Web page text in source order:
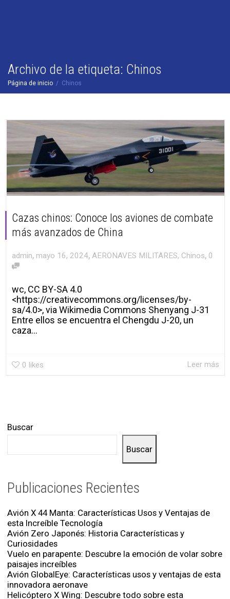
Archivo de la etiqueta: Chinos
Página de inicio Chinos
Cazas chinos: Conoce los aviones de combate
más avanzados de China
admin, mayo 16, 2024, AERONAVES MILITARES, Chinos, 0
wc, CC BY-SA 4.0
<https://creativecommons.org/licenses/by-
sa/4.0>, via Wikimedia Commons Shenyang J-31
Entre ellos se encuentra el Chengdu J-20, un
caza...
0 likes Leer más
Buscar
Buscar
Publicaciones Recientes
Avión X 44 Manta: Características Usos y Ventajas de
esta Increíble Tecnología
Avión Zero Japonés: Historia Características y
Curiosidades
Vuelo en parapente: Descubre la emoción de volar sobre
paisajes increíbles
Avión GlobalEye: Características usos y ventajas de esta
innovadora aeronave
Helicóptero X Wing: Descubre todo sobre esta